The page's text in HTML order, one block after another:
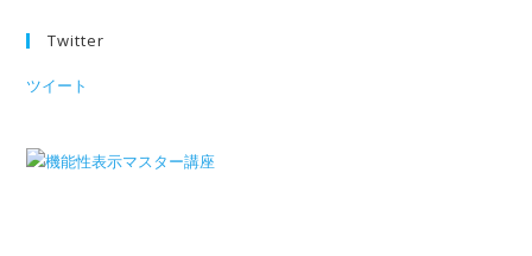
Twitter
ツイート